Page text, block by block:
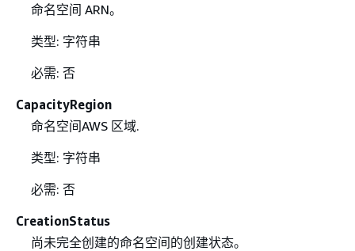
命名空间 ARN。
类型: 字符串
必需: 否
CapacityRegion
命名空间AWS 区域.
类型: 字符串
必需: 否
CreationStatus
尚未完全创建的命名空间的创建状态。